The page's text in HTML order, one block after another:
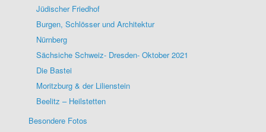
Jüdischer Friedhof
Burgen, Schlösser und Architektur
Nürnberg
Sächsiche Schweiz- Dresden- Oktober 2021
Die Bastei
Moritzburg & der Lilienstein
Beelitz – Heilstetten
Besondere Fotos